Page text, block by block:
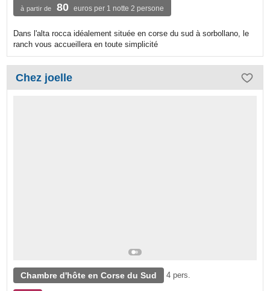
à partir de 80 euros per 1 notte 2 persone
Dans l'alta rocca idéalement située en corse du sud à sorbollano, le
ranch vous accueillera en toute simplicité
Chez joelle
Chambre d'hôte en Corse du Sud 4 pers.